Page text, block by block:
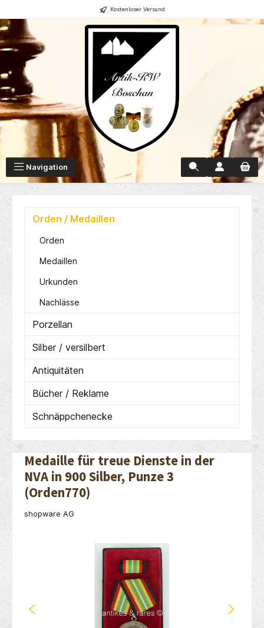
Kostenloser Versand
Navigation
Orden / Medaillen
Orden
Medaillen
Urkunden
Nachlässe
Porzellan
Silber / versilbert
Antiquitäten
Bücher / Reklame
Schnäppchenecke
Medaille für treue Dienste in der
NVA in 900 Silber, Punze 3
(Orden770)
shopware AG
Bildergalerie überspringen